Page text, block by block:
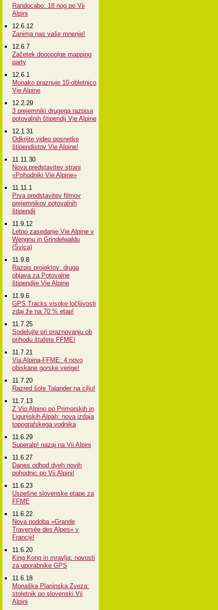
Randocabo: 18 nog po Vii
Alpini
12.6.12
Zanima nas vaše mnenje!
12.6.7
Začetek dooooolge mapping
party
12.6.1
Monako praznuje 10-obletnico
Vie Alpine
12.2.29
3 prejemniki drugega razpisa
potovalnih štipendij Vie Alpine
12.1.31
Odkrijte video posnetke
štipendistov Vie Alpine!
11.11.30
Nova predstavitev strani
«Pohodniki Vie Alpine»
11.11.1
Prva predstavitev filmov
prejemnikov potovalnih
štipendij
11.9.12
Letno zasedanje Vie Alpine v
Wengnu in Grindelwaldu
(Švica)
11.9.8
Razpis projektov: druga
objava za Potovalne
štipendije Vie Alpine
11.9.6
GPS Tracks visoke ločljivosti
zdaj že na 70 % etap!
11.7.25
Sodelujte pri praznovanju ob
prihodu štafete FFME!
11.7.21
Via Alpina-FFME: 4 novo
obiskane gorske verige!
11.7.20
Razred šole Talander na cilju!
11.7.13
Z Vio Alpino po Primorskih in
Ligurijskih Alpah: nova izdaja
topografskega vodnika
11.6.29
Superalp! nazaj na Vii Alpini
11.6.27
Danes odhod dveh novih
pohodnic po Vii Alpini!
11.6.23
Uspešne slovenske etape za
FFME
11.6.22
Nova podoba »Grande
Traversée des Alpes« v
Franciji!
11.6.20
King Kong in mravlja: novosti
za uporabnike GPS
11.6.18
Monaška Planinska Zveza:
stoletnik po slovenski Vii
Alpini